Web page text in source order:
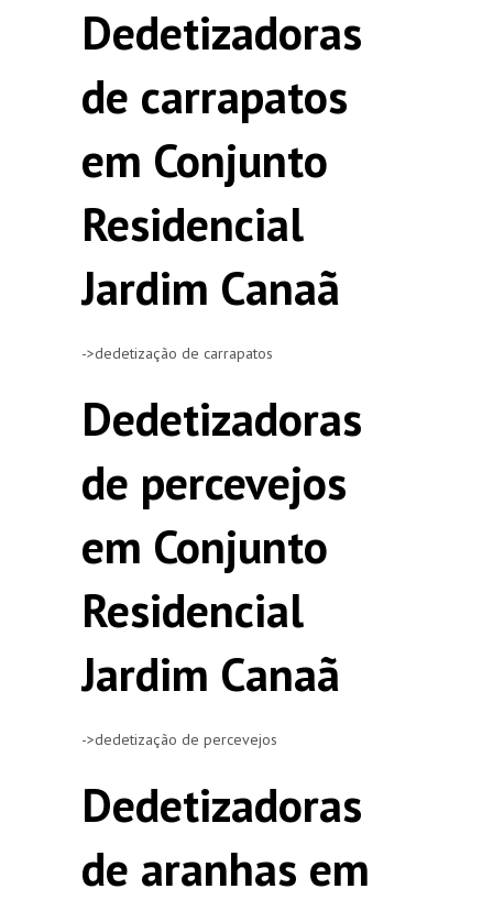
Dedetizadoras
de carrapatos
em Conjunto
Residencial
Jardim Canaã
->dedetização de carrapatos
Dedetizadoras
de percevejos
em Conjunto
Residencial
Jardim Canaã
->dedetização de percevejos
Dedetizadoras
de aranhas em